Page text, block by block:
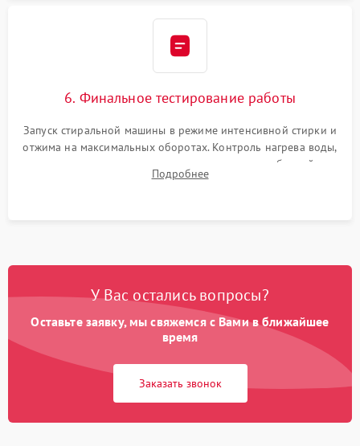
6. Финальное тестирование работы
Запуск стиральной машины в режиме интенсивной стирки и
отжима на максимальных оборотах. Контроль нагрева воды,
корректности слива, отсутствия излишних вибраций,
посторонних стуков и протечек под корпусом.
Подробнее
У Вас остались вопросы?
Оставьте заявку, мы свяжемся с Вами в ближайшее
время
Заказать звонок